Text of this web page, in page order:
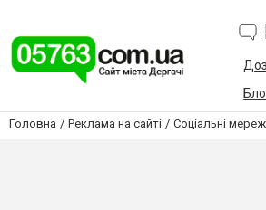
Головна Реклама на сайті Соціальні